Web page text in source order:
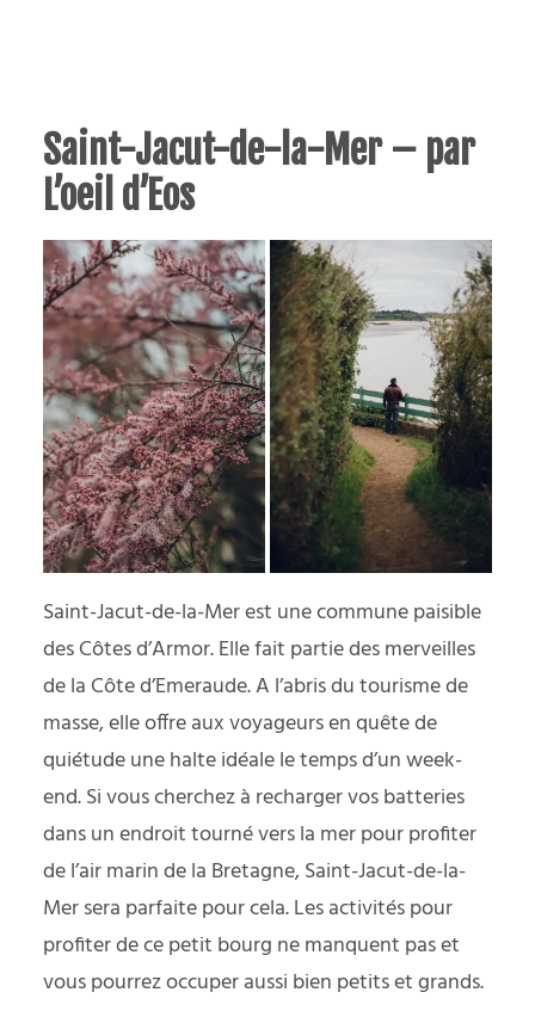
Saint-Jacut-de-la-Mer – par
L’oeil d’Eos
Saint-Jacut-de-la-Mer est une commune paisible
des Côtes d’Armor. Elle fait partie des merveilles
de la Côte d’Emeraude. A l’abris du tourisme de
masse, elle offre aux voyageurs en quête de
quiétude une halte idéale le temps d’un week-
end. Si vous cherchez à recharger vos batteries
dans un endroit tourné vers la mer pour profiter
de l’air marin de la Bretagne, Saint-Jacut-de-la-
Mer sera parfaite pour cela. Les activités pour
profiter de ce petit bourg ne manquent pas et
vous pourrez occuper aussi bien petits et grands.